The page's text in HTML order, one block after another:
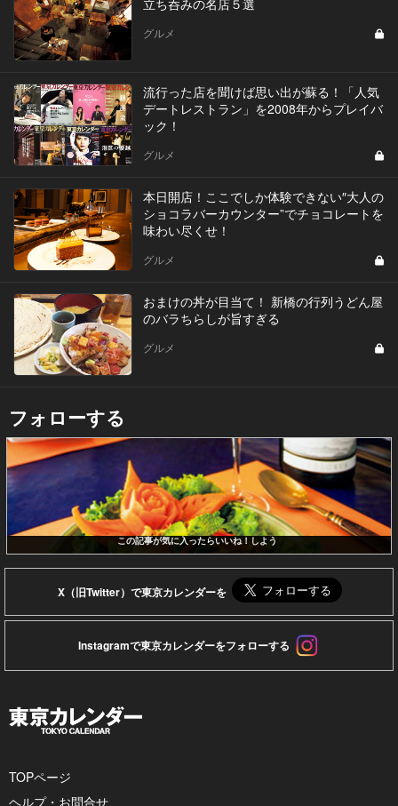
立ち呑みの名店５選
グルメ
流行った店を聞けば思い出が蘇る！「人気
デートレストラン」を2008年からプレイバ
ック！
グルメ
本日開店！ここでしか体験できない″大人の
ショコラバーカウンター”でチョコレートを
味わい尽くせ！
グルメ
おまけの丼が目当て！ 新橋の行列うどん屋
のバラちらしが旨すぎる
グルメ
フォローする
この記事が気に入ったらいいね！しよう
X（旧Twitter）で東京カレンダーを
Instagramで東京カレンダーをフォローする
TOPページ
ヘルプ・お問合せ